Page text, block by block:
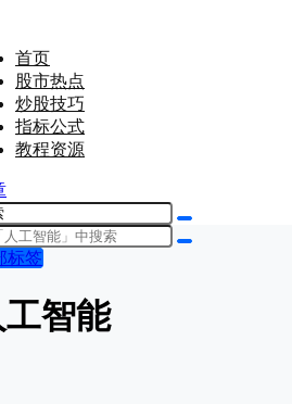
首页
股市热点
炒股技巧
指标公式
教程资源
标签
工智能